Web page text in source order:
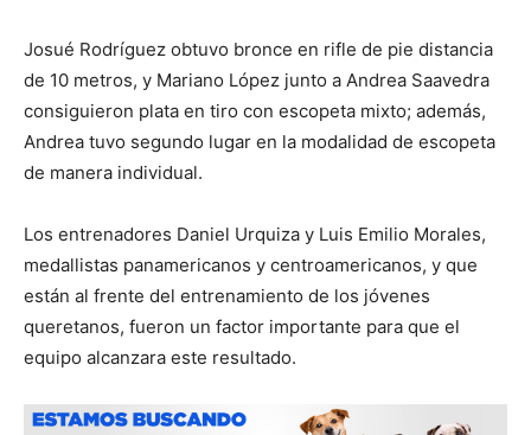
Josué Rodríguez obtuvo bronce en rifle de pie distancia
de 10 metros, y Mariano López junto a Andrea Saavedra
consiguieron plata en tiro con escopeta mixto; además,
Andrea tuvo segundo lugar en la modalidad de escopeta
de manera individual.
Los entrenadores Daniel Urquiza y Luis Emilio Morales,
medallistas panamericanos y centroamericanos, y que
están al frente del entrenamiento de los jóvenes
queretanos, fueron un factor importante para que el
equipo alcanzara este resultado.